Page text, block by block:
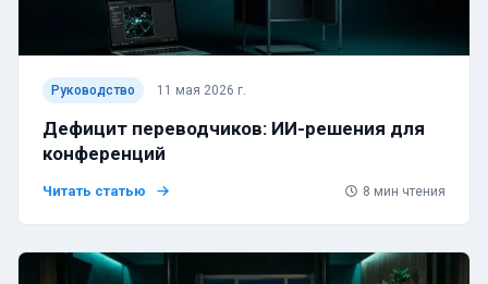
Руководство 11 мая 2026 г.
Дефицит переводчиков: ИИ-решения для
конференций
Читать статью 8 мин чтения